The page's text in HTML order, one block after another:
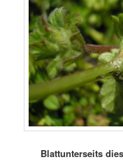
Blattunterseits